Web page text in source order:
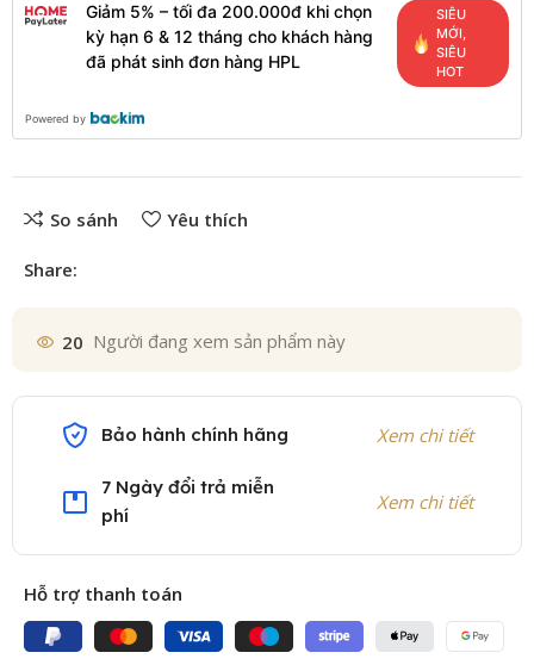
Giảm 5% – tối đa 200.000đ khi chọn
kỳ hạn 6 & 12 tháng cho khách hàng
đã phát sinh đơn hàng HPL
SIÊU
MỚI,
SIÊU
HOT
Powered by
So sánh Yêu thích
Share:
20 Người đang xem sản phẩm này
Bảo hành chính hãng Xem chi tiết
7 Ngày đổi trả miễn
phí
Xem chi tiết
Hỗ trợ thanh toán